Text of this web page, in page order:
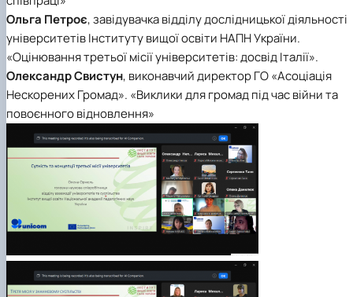
Ольга Петроє, завідувачка відділу дослідницької діяльності
університетів Інституту вищої освіти НАПН України.
«Оцінювання третьої місії університетів: досвід Італії».
Олександр Свистун, виконавчий директор ГО «Асоціація
Нескорених Громад». «Виклики для громад під час війни та
повоєнного відновлення»